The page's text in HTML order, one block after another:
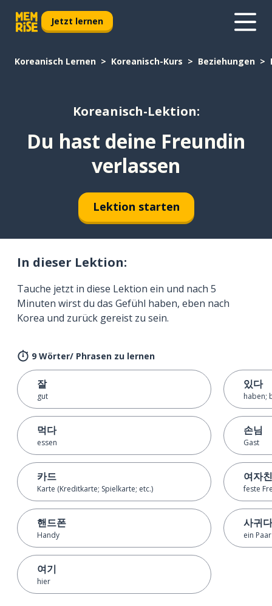
Jetzt lernen
Koreanisch Lernen Koreanisch-Kurs Beziehungen
Koreanisch-Lektion:
Du hast deine Freundin
verlassen
Lektion starten
In dieser Lektion:
Tauche jetzt in diese Lektion ein und nach 5
Minuten wirst du das Gefühl haben, eben nach
Korea und zurück gereist zu sein.
9 Wörter/ Phrasen zu lernen
잘
gut
먹다
essen
카드
Karte (Kreditkarte; Spielkarte; etc.)
핸드폰
Handy
여기
hier
있다
haben;
손님
Gast
여자
feste
사귀다
ein